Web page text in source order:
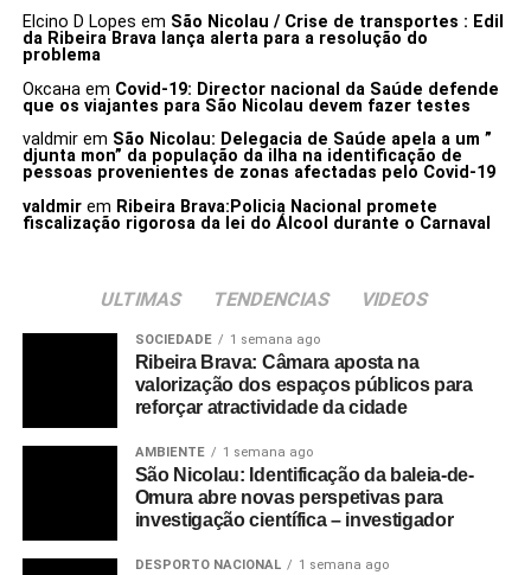
Elcino D Lopes em São Nicolau / Crise de transportes : Edil
da Ribeira Brava lança alerta para a resolução do
problema
Оксанаem Covid-19: Director nacional da Saúde defende
que os viajantes para São Nicolau devem fazer testes
valdmirem São Nicolau: Delegacia de Saúde apela a um ”
djunta mon” da população da ilha na identificação de
pessoas provenientes de zonas afectadas pelo Covid-19
valdmirem Ribeira Brava:Policia Nacional promete
fiscalização rigorosa da lei do Álcool durante o Carnaval
ULTIMAS TENDENCIAS VIDEOS
SOCIEDADE 1 semana ago
Ribeira Brava: Câmara aposta na
valorização dos espaços públicos para
reforçar atractividade da cidade
AMBIENTE 1 semana ago
São Nicolau: Identificação da baleia-de-
Omura abre novas perspetivas para
investigação científica – investigador
DESPORTO NACIONAL 1 semana ago